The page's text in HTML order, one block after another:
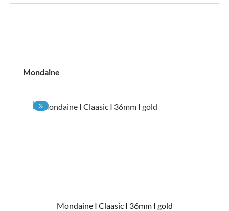
Produktgalerie überspringen
Mondaine
RABATT
%
Mondaine I Claasic I 36mm I gold